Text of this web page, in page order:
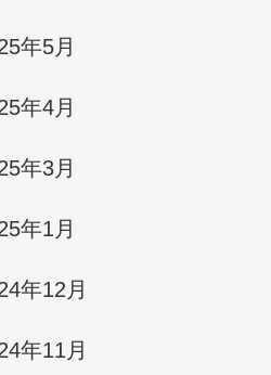
年5月
年4月
年3月
年1月
年12月
年11月